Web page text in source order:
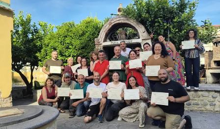
SOCIETÀ
CULTURA
ECONOMIA E LAVORO
EVENTI
SPORT
Streaming